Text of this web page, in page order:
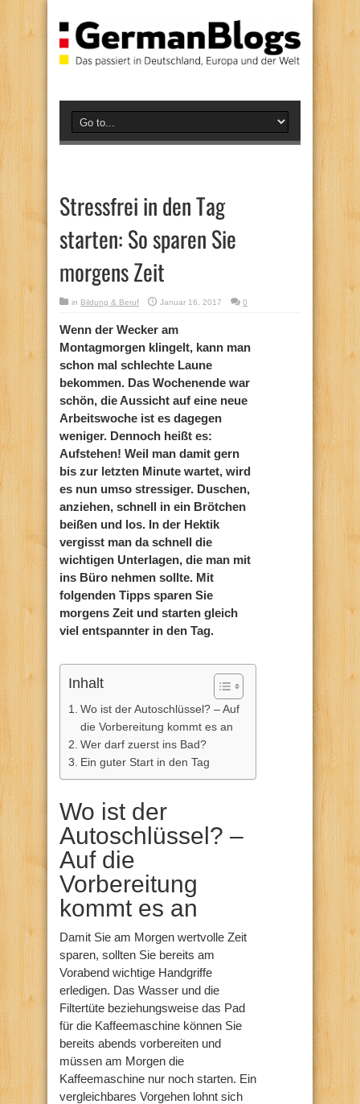
Stressfrei in den Tag
starten: So sparen Sie
morgens Zeit
in Bildung & Beruf Januar 16, 2017 0
Wenn der Wecker am
Montagmorgen klingelt, kann man
schon mal schlechte Laune
bekommen. Das Wochenende war
schön, die Aussicht auf eine neue
Arbeitswoche ist es dagegen
weniger. Dennoch heißt es:
Aufstehen! Weil man damit gern
bis zur letzten Minute wartet, wird
es nun umso stressiger. Duschen,
anziehen, schnell in ein Brötchen
beißen und los. In der Hektik
vergisst man da schnell die
wichtigen Unterlagen, die man mit
ins Büro nehmen sollte. Mit
folgenden Tipps sparen Sie
morgens Zeit und starten gleich
viel entspannter in den Tag.
Inhalt
Wo ist der Autoschlüssel? – Auf
die Vorbereitung kommt es an
Wer darf zuerst ins Bad?
Ein guter Start in den Tag
Wo ist der
Autoschlüssel? –
Auf die
Vorbereitung
kommt es an
Damit Sie am Morgen wertvolle Zeit
sparen, sollten Sie bereits am
Vorabend wichtige Handgriffe
erledigen. Das Wasser und die
Filtertüte beziehungsweise das Pad
für die Kaffeemaschine können Sie
bereits abends vorbereiten und
müssen am Morgen die
Kaffeemaschine nur noch starten. Ein
vergleichbares Vorgehen lohnt sich